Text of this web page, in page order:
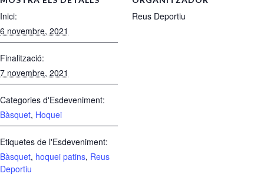
Inici:
6 novembre, 2021
Finalització:
7 novembre, 2021
Categories d'Esdeveniment:
Bàsquet, Hoquei
Etiquetes de l'Esdeveniment:
Bàsquet, hoquei patins, Reus
Deportiu
Reus Deportiu